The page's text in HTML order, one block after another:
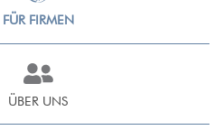
FÜR FIRMEN
ÜBER UNS